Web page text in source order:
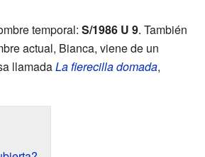
temporal: S/1986 U 9. También
actual, Bianca, viene de un
llamadaLa fierecilla domada,